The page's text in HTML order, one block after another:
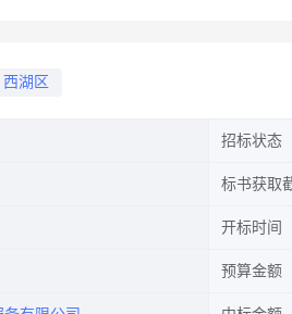
西湖区
招标状态
标书获取
开标时间
预算金额